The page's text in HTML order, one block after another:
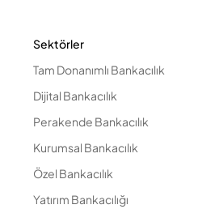
Sektörler
Tam Donanımlı Bankacılık
Dijital Bankacılık
Perakende Bankacılık
Kurumsal Bankacılık
Özel Bankacılık
Yatırım Bankacılığı